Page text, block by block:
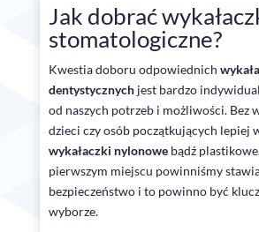
Jak dobrać
stomatologiczne?
Kwestia doboru odpowiednich
dentystycznychjest bardzo
od naszych potrzeb i możliwości. Bez
dzieci czy osób początkujących lepiej
wykałaczki nylonowebądź
pierwszym miejscu powinniśmy
bezpieczeństwo i to powinno być
wyborze.